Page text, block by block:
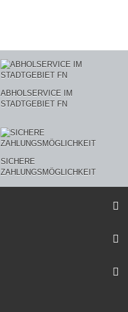
ABHOLSERVICE IM
STADTGEBIET FN
SICHERE
ZAHLUNGSMÖGLICHKEIT